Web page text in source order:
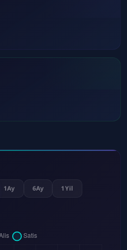
1Ay 6Ay 1Yil